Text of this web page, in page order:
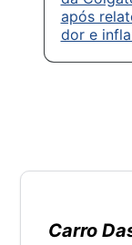
após
dor e
Carro